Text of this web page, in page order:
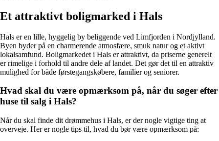
Et attraktivt boligmarked i Hals
Hals er en lille, hyggelig by beliggende ved Limfjorden i Nordjylland.
Byen byder på en charmerende atmosfære, smuk natur og et aktivt
lokalsamfund. Boligmarkedet i Hals er attraktivt, da priserne generelt
er rimelige i forhold til andre dele af landet. Det gør det til en attraktiv
mulighed for både førstegangskøbere, familier og seniorer.
Hvad skal du være opmærksom på, når du søger efter
huse til salg i Hals?
Når du skal finde dit drømmehus i Hals, er der nogle vigtige ting at
overveje. Her er nogle tips til, hvad du bør være opmærksom på: